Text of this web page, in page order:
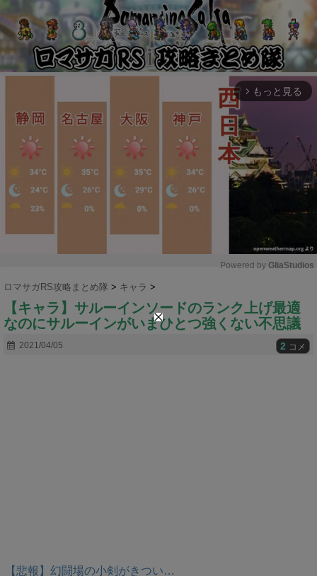
arrow_forward_ios もっと見る
u
t
Powered by GliaStudios
ロマサガRS攻略まとめ隊 > キャラ >
【キャラ】サルーインソードのランク上げ最適
なのにサルーインがいまひとつ強くない不思議
2021/04/05 2 コメ
【悲報】幻闘場の小剣がきつい…